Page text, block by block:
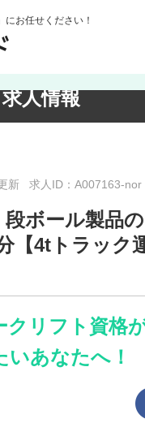
お任せください！
求人情報
新 求人ID：A007163-nor
段ボール製品
【4tトラック
リフト資格
あなたへ！